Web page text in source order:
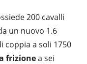
200 cavalli
un nuovo 1.6
coppia a soli 1750
frizionea sei